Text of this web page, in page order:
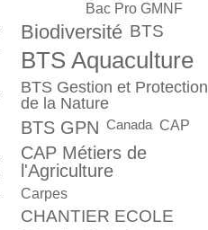
Bac Pro GMNF
Biodiversité BTS
BTS Aquaculture
BTS Gestion et Protection
de la Nature
BTS GPN Canada CAP
CAP Métiers de
l'Agriculture
Carpes
CHANTIER ECOLE